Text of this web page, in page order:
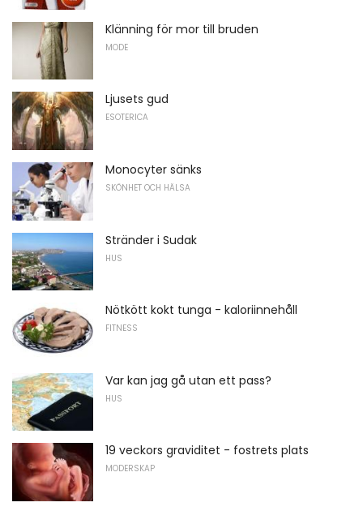
Klänning för mor till bruden
MODE
Ljusets gud
ESOTERICA
Monocyter sänks
SKÖNHET OCH HÄLSA
Stränder i Sudak
HUS
Nötkött kokt tunga - kaloriinnehåll
FITNESS
Var kan jag gå utan ett pass?
HUS
19 veckors graviditet - fostrets plats
MODERSKAP